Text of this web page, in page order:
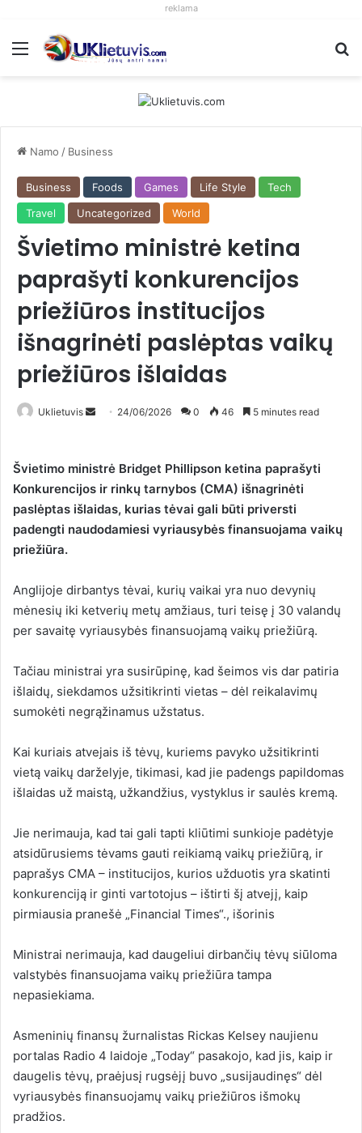
reklama
Meniu
Namo / Business
Business Foods Games Life Style
Tech
Travel
Uncategorized World
Švietimo ministrė ketina
paprašyti konkurencijos
priežiūros institucijos
išnagrinėti paslėptas vaikų
priežiūros išlaidas
Uklietuvis
d
a
n
e
i
l
24/06/2026 0 46 5 minutes read
Švietimo ministrė Bridget Phillipson ketina paprašyti
Konkurencijos ir rinkų tarnybos (CMA) išnagrinėti
paslėptas išlaidas, kurias tėvai gali būti priversti
padengti naudodamiesi vyriausybės finansuojama vaikų
priežiūra.
Anglijoje dirbantys tėvai, kurių vaikai yra nuo devynių
mėnesių iki ketverių metų amžiaus, turi teisę į 30 valandų
per savaitę vyriausybės finansuojamą vaikų priežiūrą.
Tačiau ministrai yra susirūpinę, kad šeimos vis dar patiria
išlaidų, siekdamos užsitikrinti vietas – dėl reikalavimų
sumokėti negrąžinamus užstatus.
Kai kuriais atvejais iš tėvų, kuriems pavyko užsitikrinti
vietą vaikų darželyje, tikimasi, kad jie padengs papildomas
išlaidas už maistą, užkandžius, vystyklus ir saulės kremą.
Jie nerimauja, kad tai gali tapti kliūtimi sunkioje padėtyje
atsidūrusiems tėvams gauti reikiamą vaikų priežiūrą, ir
paprašys CMA – institucijos, kurios užduotis yra skatinti
konkurenciją ir ginti vartotojus – ištirti šį atvejį, kaip
pirmiausia pranešė „Financial Times“., išorinis
Ministrai nerimauja, kad daugeliui dirbančių tėvų siūloma
valstybės finansuojama vaikų priežiūra tampa
nepasiekiama.
Asmeninių finansų žurnalistas Rickas Kelsey naujienu
portalas Radio 4 laidoje „Today“ pasakojo, kad jis, kaip ir
daugelis tėvų, praėjusį rugsėjį buvo „susijaudinęs“ dėl
vyriausybės finansuojamų vaikų priežiūros išmokų
pradžios.